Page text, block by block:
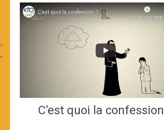
C’est quoi la